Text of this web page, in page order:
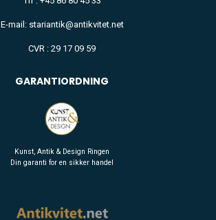
E-mail: stariantik@antikvitet.net
CVR : 29 17 09 59
GARANTIORDNING
Kunst, Antik & Design Ringen
Din garanti for en sikker handel